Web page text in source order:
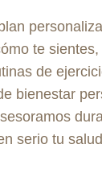
te
de
bienestar
serio tu